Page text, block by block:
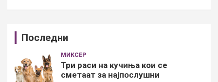
Последни
МИКСЕР
Три раси на кучиња кои се
сметаат за најпослушни